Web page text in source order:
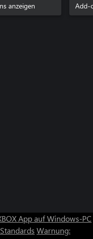
Seal"
anzeigen Add-
App auf Windows-PC
Warnung: